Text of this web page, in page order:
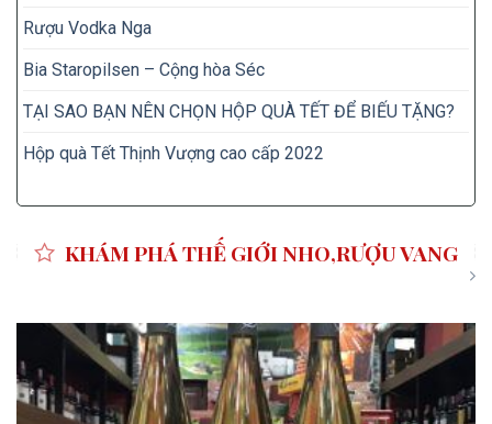
Rượu Vodka Nga
Bia Staropilsen – Cộng hòa Séc
TẠI SAO BẠN NÊN CHỌN HỘP QUÀ TẾT ĐỂ BIẾU TẶNG?
Hộp quà Tết Thịnh Vượng cao cấp 2022
KHÁM PHÁ THẾ GIỚI NHO,RƯỢU VANG